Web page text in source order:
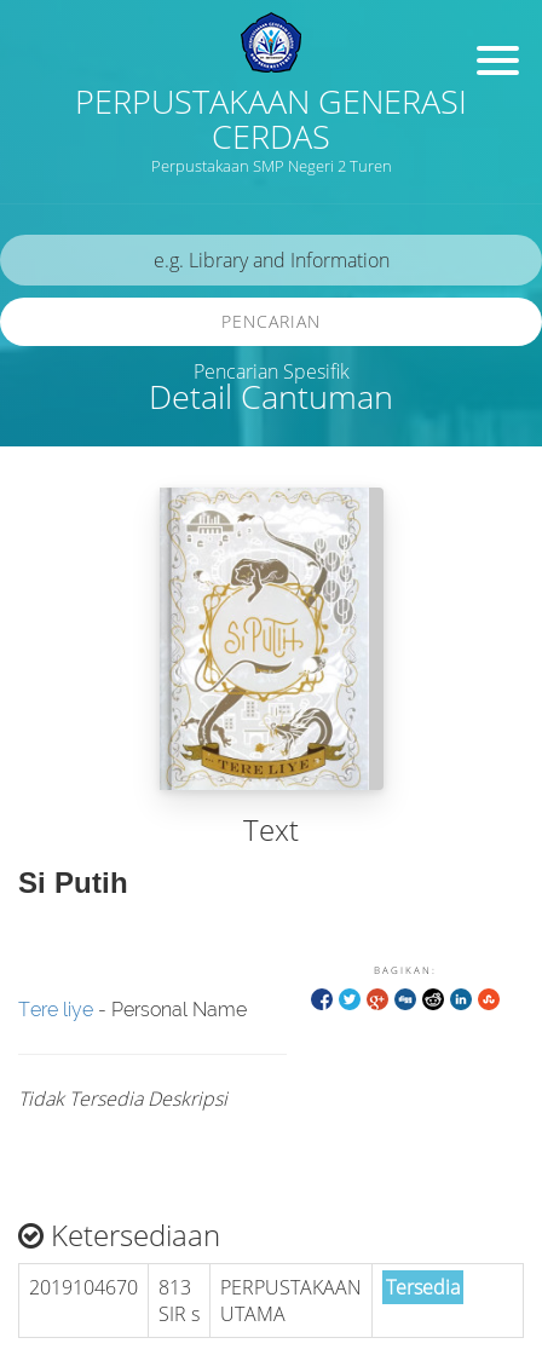
PERPUSTAKAAN GENERASI
CERDAS
Perpustakaan SMP Negeri 2 Turen
Detail Cantuman
PENCARIAN
Pencarian Spesifik
Text
Si Putih
BAGIKAN:
Tere liye - Personal Name
Tidak Tersedia Deskripsi
Ketersediaan
2019104670
813
SIR s
PERPUSTAKAAN
UTAMA
Tersedia